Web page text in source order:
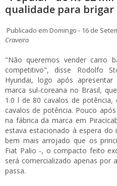
qualidade para brigar
Publicado em Domingo - 16 de
Craveiro
"Não queremos vender carro
competitivo", disse Rodolfo
Hyundai, logo após
marca sul-coreana no Brasil,
1.0 l de 80 cavalos de
cavalos de potência. Pouco
na fábrica da marca em
estava estacionado à espera do
bem mais arrojado que os
Fiat Palio -, o compacto feito
será comercializado apenas por
passa.